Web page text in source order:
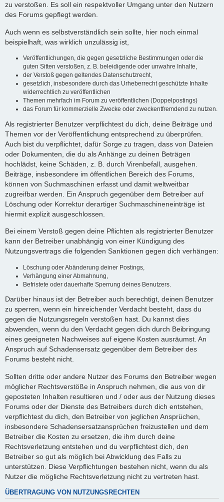
zu verstoßen. Es soll ein respektvoller Umgang unter den Nutzern
des Forums gepflegt werden.
Auch wenn es selbstverständlich sein sollte, hier noch einmal
beispielhaft, was wirklich unzulässig ist,
Veröffentlichungen, die gegen gesetzliche Bestimmungen oder die
guten Sitten verstoßen, z. B. beleidigende oder unwahre Inhalte,
der Verstoß gegen geltendes Datenschutzrecht,
gesetzlich, insbesondere durch das Urheberrecht geschützte Inhalte
widerrechtlich zu veröffentlichen
Themen mehrfach im Forum zu veröffentlichen (Doppelpostings)
das Forum für kommerzielle Zwecke oder zweckentfremdend zu nutzen.
Als registrierter Benutzer verpflichtest du dich, deine Beiträge und
Themen vor der Veröffentlichung entsprechend zu überprüfen.
Auch bist du verpflichtet, dafür Sorge zu tragen, dass von Dateien
oder Dokumenten, die du als Anhänge zu deinen Beträgen
hochlädst, keine Schäden, z. B. durch Virenbefall, ausgehen.
Beiträge, insbesondere im öffentlichen Bereich des Forums,
können von Suchmaschinen erfasst und damit weltweitbar
zugreifbar werden. Ein Anspruch gegenüber dem Betreiber auf
Löschung oder Korrektur derartiger Suchmaschineneinträge ist
hiermit explizit ausgeschlossen.
Bei einem Verstoß gegen deine Pflichten als registrierter Benutzer
kann der Betreiber unabhängig von einer Kündigung des
Nutzungsvertrags die folgenden Sanktionen gegen dich verhängen:
Löschung oder Abänderung deiner Postings,
Verhängung einer Abmahnung,
Befristete oder dauerhafte Sperrung deines Benutzers.
Darüber hinaus ist der Betreiber auch berechtigt, deinen Benutzer
zu sperren, wenn ein hinreichender Verdacht besteht, dass du
gegen die Nutzungsregeln verstoßen hast. Du kannst dies
abwenden, wenn du den Verdacht gegen dich durch Beibringung
eines geeigneten Nachweises auf eigene Kosten ausräumst. An
Anspruch auf Schadensersatz gegenüber dem Betreiber des
Forums besteht nicht.
Sollten dritte oder andere Nutzer des Forums den Betreiber wegen
möglicher Rechtsverstöße in Anspruch nehmen, die aus von dir
geposteten Inhalten resultieren und / oder aus der Nutzung dieses
Forums oder der Dienste des Betreibers durch dich entstehen,
verpflichtest du dich, den Betreiber von jeglichen Ansprüchen,
insbesondere Schadensersatzansprüchen freizustellen und dem
Betreiber die Kosten zu ersetzen, die ihm durch deine
Rechtsverletzung entstehen und du verpflichtest dich, den
Betreiber so gut als möglich bei Abwicklung des Falls zu
unterstützen. Diese Verpflichtungen bestehen nicht, wenn du als
Nutzer die mögliche Rechtsverletzung nicht zu vertreten hast.
ÜBERTRAGUNG VON NUTZUNGSRECHTEN